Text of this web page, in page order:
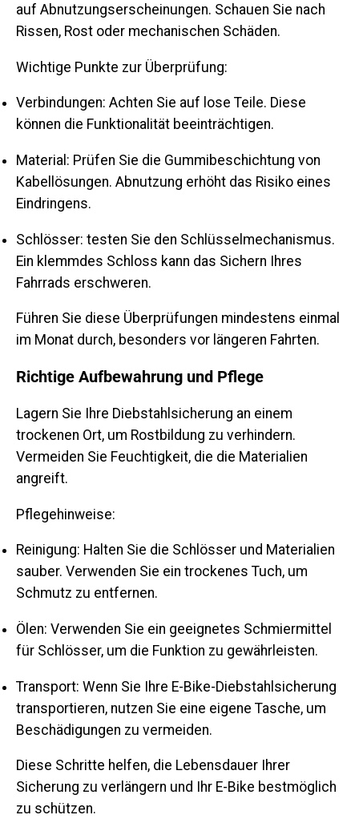
auf Abnutzungserscheinungen. Schauen Sie nach
Rissen, Rost oder mechanischen Schäden.
Wichtige Punkte zur Überprüfung:
Verbindungen: Achten Sie auf lose Teile. Diese
können die Funktionalität beeinträchtigen.
Material: Prüfen Sie die Gummibeschichtung von
Kabellösungen. Abnutzung erhöht das Risiko eines
Eindringens.
Schlösser: testen Sie den Schlüsselmechanismus.
Ein klemmdes Schloss kann das Sichern Ihres
Fahrrads erschweren.
Führen Sie diese Überprüfungen mindestens einmal
im Monat durch, besonders vor längeren Fahrten.
Richtige Aufbewahrung und Pflege
Lagern Sie Ihre Diebstahlsicherung an einem
trockenen Ort, um Rostbildung zu verhindern.
Vermeiden Sie Feuchtigkeit, die die Materialien
angreift.
Pflegehinweise:
Reinigung: Halten Sie die Schlösser und Materialien
sauber. Verwenden Sie ein trockenes Tuch, um
Schmutz zu entfernen.
Ölen: Verwenden Sie ein geeignetes Schmiermittel
für Schlösser, um die Funktion zu gewährleisten.
Transport: Wenn Sie Ihre E-Bike-Diebstahlsicherung
transportieren, nutzen Sie eine eigene Tasche, um
Beschädigungen zu vermeiden.
Diese Schritte helfen, die Lebensdauer Ihrer
Sicherung zu verlängern und Ihr E-Bike bestmöglich
zu schützen.